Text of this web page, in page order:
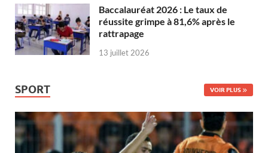
Baccalauréat 2026 : Le taux de
réussite grimpe à 81,6% après le
rattrapage
13 juillet 2026
SPORT VOIR PLUS